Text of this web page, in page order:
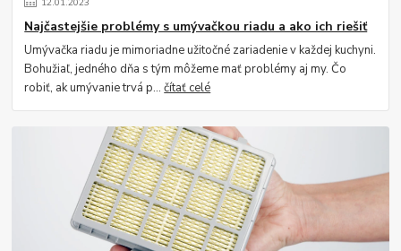
Najčastejšie problémy s umývačkou riadu a ako ich riešiť
Umývačka riadu je mimoriadne užitočné zariadenie v každej kuchyni.
Bohužiaľ, jedného dňa s tým môžeme mať problémy aj my. Čo
robiť, ak umývanie trvá p...čítať celé